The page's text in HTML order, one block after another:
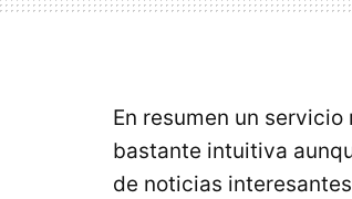
En resumen un
bastante intuitiva
de noticias